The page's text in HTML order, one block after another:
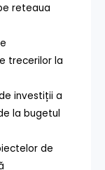
reteaua
trecerilor la
investiții a
la bugetul
de